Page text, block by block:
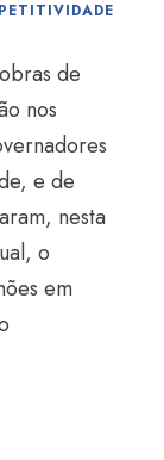
de
nos
e de
nesta
o
em